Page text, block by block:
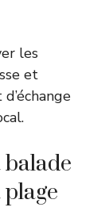
les
et